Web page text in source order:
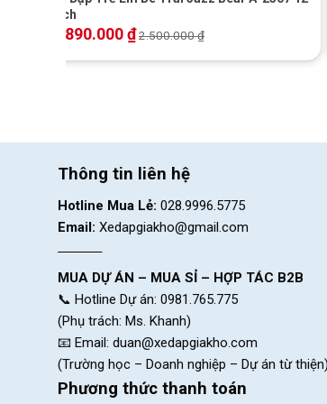
đệm bên trong và được bọc da cao cấp giúp
Phần chốt được trang bị ở yên xe giúp bố
Inch
1.890.000₫2.500.000₫
Thông tin liên hệ
Hotline Mua Lẻ: 028.9996.5775
Email: Xedapgiakho@gmail.com
MUA DỰ ÁN – MUA SỈ – HỢP TÁC B2B
📞 Hotline Dự án: 0981.765.775
(Phụ trách: Ms. Khanh)
📧 Email: duan@xedapgiakho.com
(Trường học – Doanh nghiệp – Dự án từ thiện)
Phương thức thanh toán